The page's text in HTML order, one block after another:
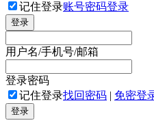
记住登录账号密码登录
登录
用户名/手机号/邮箱
登录密码
记住登录找回密码 | 免密登
登录